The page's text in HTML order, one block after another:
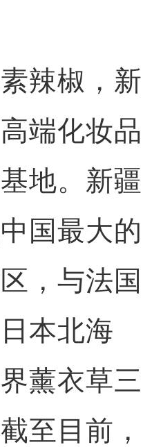
椒，新
端化妆品
地。新疆
国最大的
，与法国
本北海
薰衣草三
至目前，